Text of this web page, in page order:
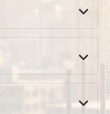


